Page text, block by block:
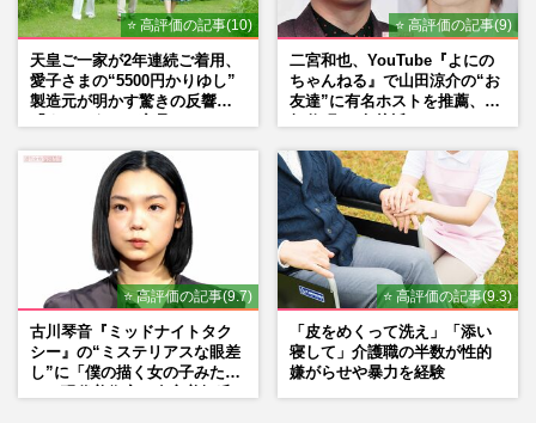
⭐ 高評価の記事(10)
天皇ご一家が2年連続ご着用、
愛子さまの“5500円かりゆし”
製造元が明かす驚きの反響
⭐ 高評価の記事(9)
二宮和也、YouTube『よにの
ちゃんねる』で山田涼介の“お
友達”に有名ホストを推薦、歌
⭐ 高評価の記事(9.7)
古川琴音『ミッドナイトタク
シー』の“ミステリアスな眼差
し”に「僕の描く女の子みた
⭐ 高評価の記事(9.3)
「皮をめくって洗え」「添い
寝して」介護職の半数が性的
嫌がらせや暴力を経験